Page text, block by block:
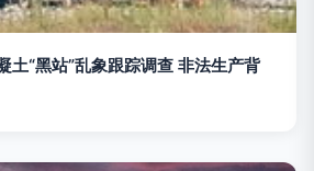
土“黑站”乱象跟踪调查 非法生产背